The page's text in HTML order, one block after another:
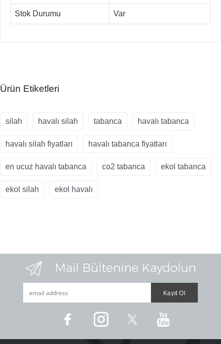
Stok Durumu Var
Ürün Etiketleri
silah havalı silah tabanca havalı tabanca
havalı silah fiyatları havalı tabanca fiyatları
en ucuz havalı tabanca co2 tabanca ekol tabanca
ekol silah ekol havalı